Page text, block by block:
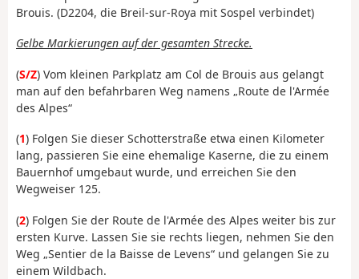
Brouis. (D2204, die Breil-sur-Roya mit Sospel verbindet)
Gelbe Markierungen auf der gesamten Strecke.
(S/Z) Vom kleinen Parkplatz am Col de Brouis aus gelangt
man auf den befahrbaren Weg namens „Route de l'Armée
des Alpes“
(1) Folgen Sie dieser Schotterstraße etwa einen Kilometer
lang, passieren Sie eine ehemalige Kaserne, die zu einem
Bauernhof umgebaut wurde, und erreichen Sie den
Wegweiser 125.
(2) Folgen Sie der Route de l'Armée des Alpes weiter bis zur
ersten Kurve. Lassen Sie sie rechts liegen, nehmen Sie den
Weg „Sentier de la Baisse de Levens“ und gelangen Sie zu
einem Wildbach.